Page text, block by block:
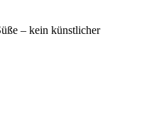
– kein künstlicher